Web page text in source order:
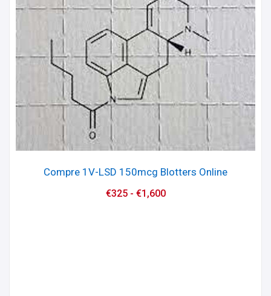
Compre 1V-LSD 150mcg Blotters Online
€325- €1,600